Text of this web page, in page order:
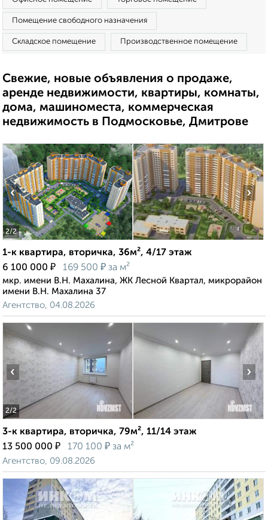
Помещение свободного назначения
Складское помещение Производственное помещение
Свежие, новые объявления о продаже,
аренде недвижимости, квартиры, комнаты,
дома, машиноместа, коммерческая
недвижимость в Подмосковье, Дмитрове
2/2
‹ ›
1-к квартира, вторичка, 36м², 4/17 этаж
6 100 000 ₽ 169 500 ₽ за м²
мкр. имени В.Н. Махалина, ЖК Лесной Квартал, микрорайон
имени В.Н. Махалина 37
Агентство, 04.08.2026
2/2
‹ ›
3-к квартира, вторичка, 79м², 11/14 этаж
13 500 000 ₽ 170 100 ₽ за м²
Агентство, 09.08.2026